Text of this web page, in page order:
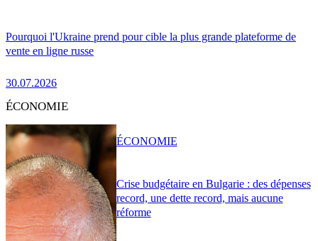
Pourquoi l'Ukraine prend pour cible la plus grande plateforme de
vente en ligne russe
30.07.2026
ÉCONOMIE
Crise budgétaire en Bulgarie : des dépenses
record, une dette record, mais aucune
réforme
ÉCONOMIE